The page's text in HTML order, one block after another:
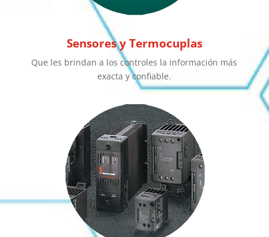
Sensores y Termocuplas
Que les brindan a los controles la información más
exacta y confiable.